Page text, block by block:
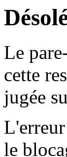
Le
cette
jugée
le